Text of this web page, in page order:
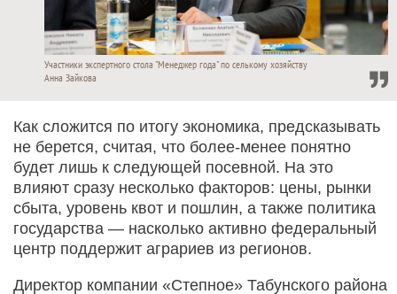
Участники экспертного стола "Менеджер года" по селькому хозяйству
Анна Зайкова
Как сложится по итогу экономика, предсказывать
не берется, считая, что более-менее понятно
будет лишь к следующей посевной. На это
влияют сразу несколько факторов: цены, рынки
сбыта, уровень квот и пошлин, а также политика
государства — насколько активно федеральный
центр поддержит аграриев из регионов.
Директор компании «Степное» Табунского района